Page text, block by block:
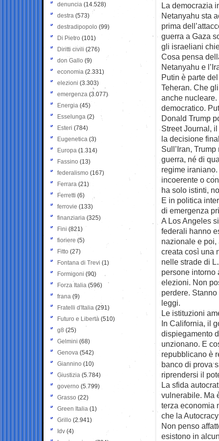
La democrazia
Netanyahu sta
prima
guerra a Gaza
gli israeliani
Cosa pensa
Netanyahu e
Putin è parte
Teheran. Che
anche
democratico.
Donald Trump
Street Journal,
la decisione
Sull’Iran,
guerra, né di
regime
incoerente o
ha solo istinti,
E in politica
di emergenza
A Los Angeles
federali hanno
nazionale e poi,
creata così una
nelle strade di
persone intorno
elezioni. Non
perdere.
leggi.
Le istituzioni
In California, il
dispiegamento
unzionano. E
repubblicano è
banco di prova
riprendersi il
La sfida
vulnerabile. Ma
terza economia
che la
Non penso
esistono in
denuncia (14.528)
destra (573)
destradipopolo (99)
Di Pietro (101)
Diritti civili (276)
don Gallo (9)
economia (2.331)
elezioni (3.303)
emergenza (3.077)
Energia (45)
Esselunga (2)
Esteri (784)
Eugenetica (3)
Europa (1.314)
Fassino (13)
federalismo (167)
Ferrara (21)
Ferretti (6)
ferrovie (133)
finanziaria (325)
Fini (821)
fioriere (5)
Fitto (27)
Fontana di Trevi (1)
Formigoni (90)
Forza Italia (596)
frana (9)
Fratelli d'Italia (291)
Futuro e Libertà (510)
g8 (25)
Gelmini (68)
Genova (542)
Giannino (10)
Giustizia (5.784)
governo (5.799)
Grasso (22)
Green Italia (1)
Grillo (2.941)
Idv (4)